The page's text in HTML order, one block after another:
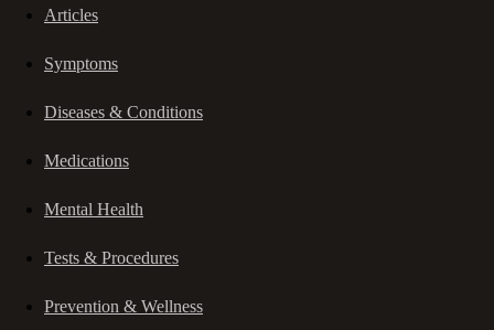
Articles
Symptoms
Diseases & Conditions
Medications
Mental Health
Tests & Procedures
Prevention & Wellness